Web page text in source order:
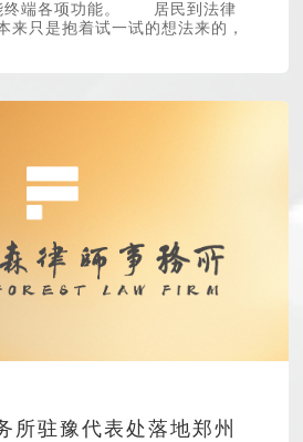
端各项功能。 居民到法律
只是抱着试一试的想法来的，
所驻豫代表处落地郑州